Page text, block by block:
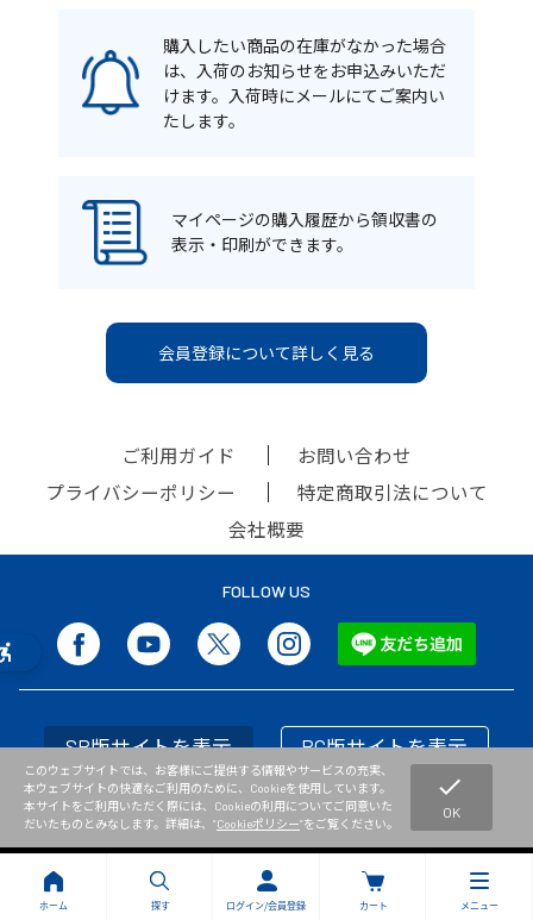
購入したい商品の在庫がなかった場合
は、入荷のお知らせをお申込みいただ
けます。入荷時にメールにてご案内い
たします。
マイページの購入履歴から領収書の
表示・印刷ができます。
会員登録について詳しく見る
ご利用ガイド
お問い合わせ
プライバシーポリシー
特定商取引法について
会社概要
FOLLOW US
SP版サイトを表示 PC版サイトを表示
Copyright © NISHI Athletic Goods Co.,Ltd. All Rights Reserved.
このウェブサイトでは、お客様にご提供する情報やサービスの充実、
本ウェブサイトの快適なご利用のために、Cookieを使用しています。
本サイトをご利用いただく際には、Cookieの利用についてご同意いた
だいたものとみなします。詳細は、”Cookieポリシー”をご覧ください。
check
OK